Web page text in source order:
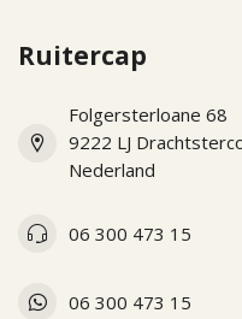
Ruitercap
Folgersterloane 68
9222 LJ
Nederland
06 300 473 15
06 300 473 15